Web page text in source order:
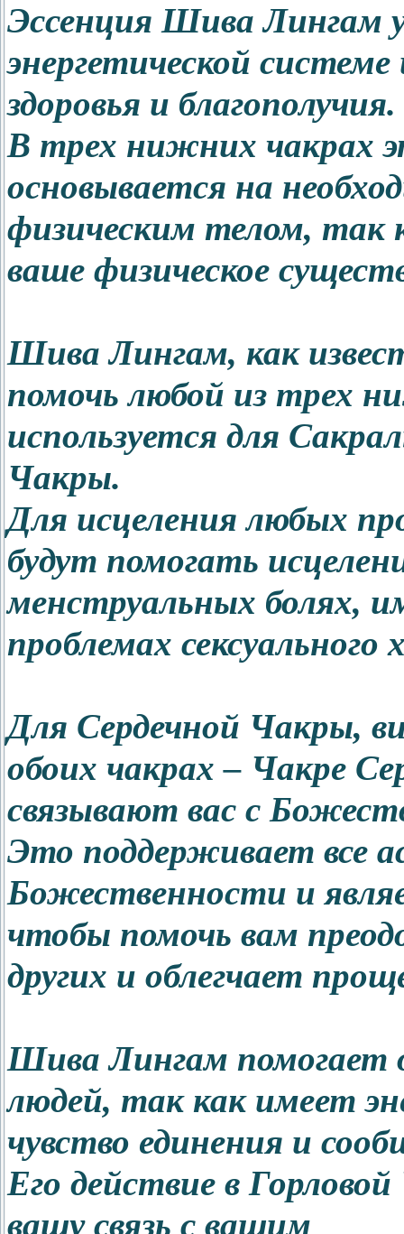
Эссенция Шива Лингам
энергетической
здоровья и благополучия.
В трех нижних чакрах
основывается на
физическим телом, так
ваше физическое
Шива Лингам, как
помочь любой из трех
используется для
Чакры.
Для исцеления любых
будут помогать
менструальных болях,
проблемах сексуального
Для Сердечной Чакры,
обоих чакрах – Чакре
связывают вас с
Это поддерживает все
Божественности и
чтобы помочь вам
других и облегчает
Шива Лингам помогает
людей, так как имеет
чувство единения и
Его действие в
вашу связь с вашим